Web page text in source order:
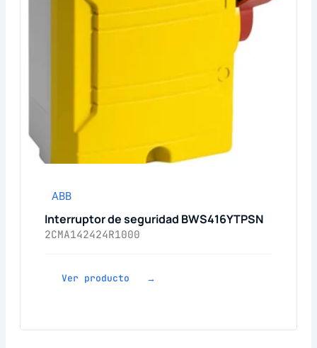
ABB
Interruptor de seguridad BWS416YTPSN
2CMA142424R1000
Ver producto →